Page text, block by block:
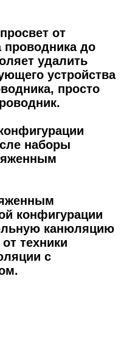
от
проводника до
удалить
устройства
просто
наборы
конфигурации
канюляцию
техники
с